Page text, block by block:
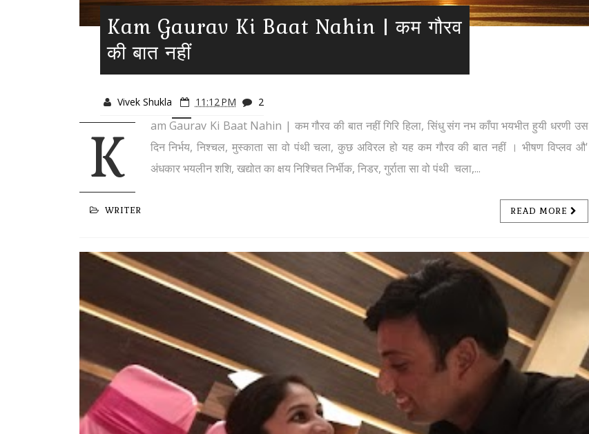
Kam Gaurav Ki Baat Nahin | कम गौरव
की बात नहीं
Vivek Shukla 11:12 PM 2
K
am Gaurav Ki Baat Nahin | कम गौरव की बात नहीं गिरि हिला, सिंधु संग नभ काँपा भयभीत हुयी धरणी उस
दिन निर्भय, निश्चल, मुस्काता सा वो पंथी चला, कुछ अविरल हो यह कम गौरव की बात नहीं । भीषण विप्लव औ'
अंधकार भयलीन शशि, खद्योत का क्षय निश्चित निर्भीक, निडर, गुर्राता सा वो पंथी चला,...
WRITER READ MORE